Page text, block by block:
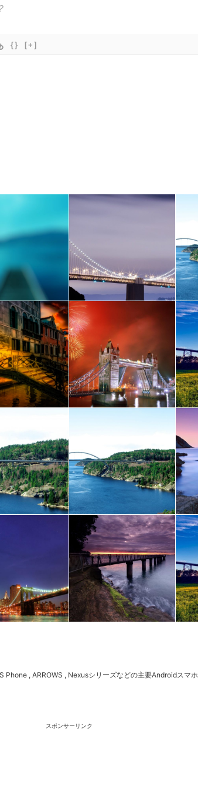
{} [+]
Phone , ARROWS , Nexusシリーズなどの主要Androidスマホ
スポンサーリンク